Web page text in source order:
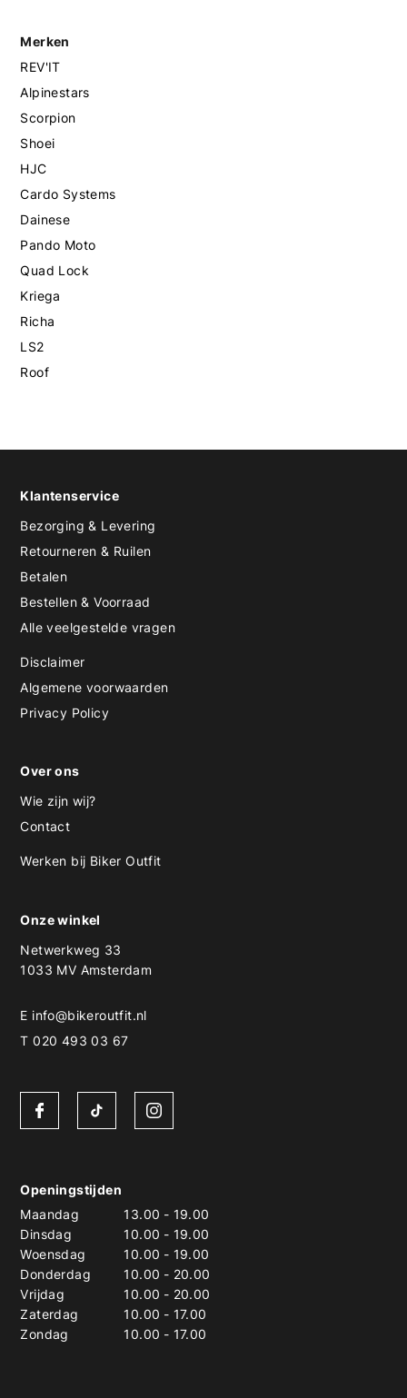
Merken
REV'IT
Alpinestars
Scorpion
Shoei
HJC
Cardo Systems
Dainese
Pando Moto
Quad Lock
Kriega
Richa
LS2
Roof
Klantenservice
Bezorging & Levering
Retourneren & Ruilen
Betalen
Bestellen & Voorraad
Alle veelgestelde vragen
Disclaimer
Algemene voorwaarden
Privacy Policy
Over ons
Wie zijn wij?
Contact
Werken bij Biker Outfit
Onze winkel
Netwerkweg 33
1033 MV Amsterdam
E info@bikeroutfit.nl
T 020 493 03 67
Openingstijden
Maandag
13.00 - 19.00
Dinsdag
10.00 - 19.00
Woensdag
10.00 - 19.00
Donderdag
10.00 - 20.00
Vrijdag
10.00 - 20.00
Zaterdag
10.00 - 17.00
Zondag
10.00 - 17.00